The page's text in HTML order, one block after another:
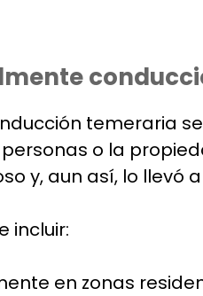
temeraria
o la
y, aun así, lo llevó
incluir:
en zonas